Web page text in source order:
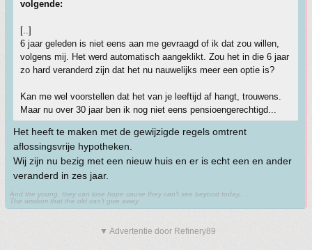
volgende:
[..]
6 jaar geleden is niet eens aan me gevraagd of ik dat zou willen,
volgens mij. Het werd automatisch aangeklikt. Zou het in die 6 jaar
zo hard veranderd zijn dat het nu nauwelijks meer een optie is?
Kan me wel voorstellen dat het van je leeftijd af hangt, trouwens.
Maar nu over 30 jaar ben ik nog niet eens pensioengerechtigd...
Het heeft te maken met de gewijzigde regels omtrent
aflossingsvrije hypotheken.
Wij zijn nu bezig met een nieuw huis en er is echt een en ander
veranderd in zes jaar.
And the young, they can lose hope cause they can't see beyond today,. ..
The wisdom that the old can't give away
▼ Advertentie door Refinery89